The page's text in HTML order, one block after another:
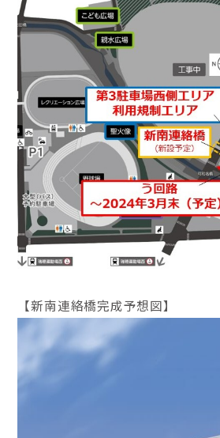
【新南連絡橋完成予想図】